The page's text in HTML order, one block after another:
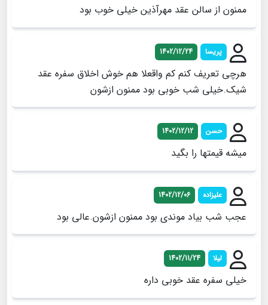
ممنون از سالن عقد مهرآذین خیلی خوب بود
پریسا 1402/12/24
هرچی تعریف کنم کم واقعلا هم خوش اخلاق سفره عقد
شیک.خیلی شب خوبی بود ممنون ازشون
حسن 1402/12/12
میشه قیمتها را بگید
علیزاده 1402/12/06
عجب شب بیاد موندی بود ممنون ازشون.عالی بود
لیلا 1402/11/24
خیلی سفره عقد خوبی داره